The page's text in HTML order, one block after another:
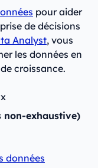
pour aider
de décisions
Analyst, vous
les données en
croissance.
non-exhaustive)
données